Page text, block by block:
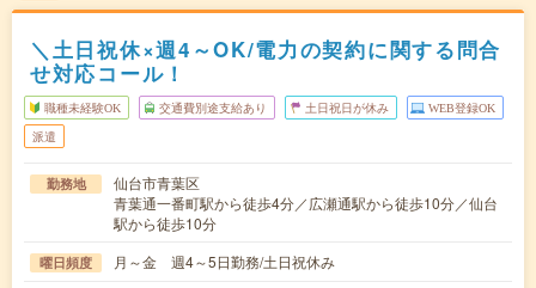
＼土日祝休×週4～OK/電力の契約に関する問合
せ対応コール！
職種未経験OK 交通費別途支給あり 土日祝日が休み WEB登録OK
派遣
勤務地
仙台市青葉区
青葉通一番町駅から徒歩4分／広瀬通駅から徒歩10分／仙台
駅から徒歩10分
曜日頻度 月～金 週4～5日勤務/土日祝休み